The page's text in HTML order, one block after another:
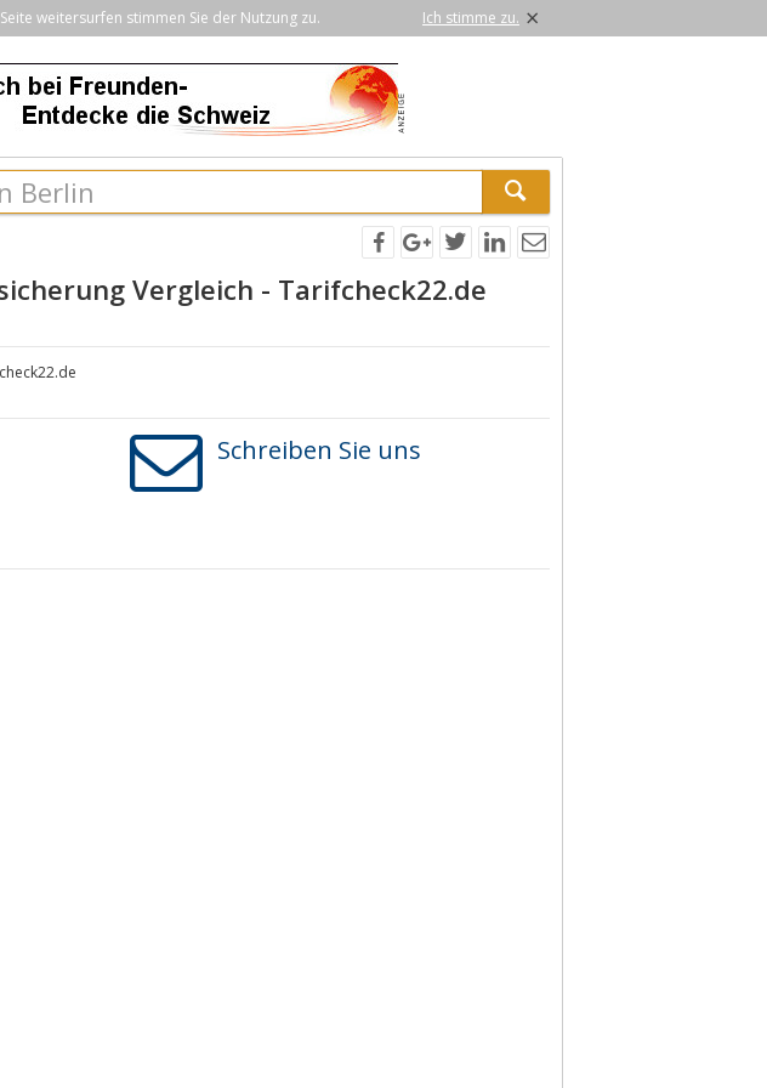
weitersurfen stimmen Sie der Nutzung zu. Ich stimme zu. ×
Vergleich - Tarifcheck22.de
Schreiben Sie uns